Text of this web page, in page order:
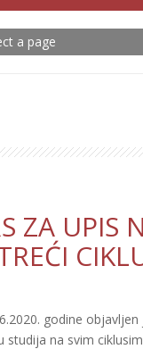
ZA UPIS
godine objavljen
studija na svim